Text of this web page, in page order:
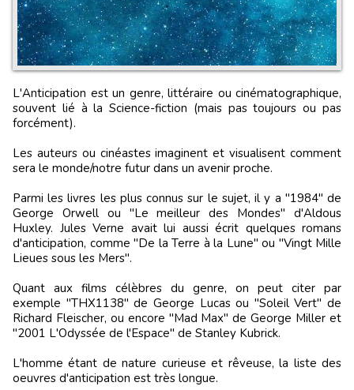
L'Anticipation est un genre, littéraire ou cinématographique,
souvent lié à la Science-fiction (mais pas toujours ou pas
forcément).
Les auteurs ou cinéastes imaginent et visualisent comment
sera le monde/notre futur dans un avenir proche.
Parmi les livres les plus connus sur le sujet, il y a "1984" de
George Orwell ou "Le meilleur des Mondes" d'Aldous
Huxley. Jules Verne avait lui aussi écrit quelques romans
d'anticipation, comme "De la Terre à la Lune" ou "Vingt Mille
Lieues sous les Mers".
Quant aux films célèbres du genre, on peut citer par
exemple "THX1138" de George Lucas ou "Soleil Vert" de
Richard Fleischer, ou encore "Mad Max" de George Miller et
"2001 L'Odyssée de l'Espace" de Stanley Kubrick.
L'homme étant de nature curieuse et rêveuse, la liste des
oeuvres d'anticipation est très longue.